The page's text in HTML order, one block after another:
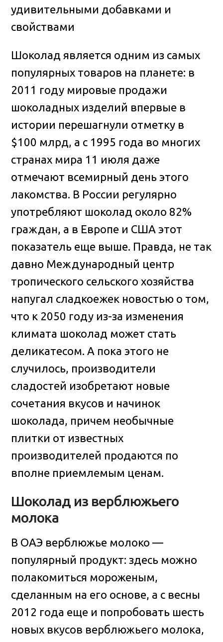
удивительными добавками и
свойствами
Шоколад является одним из самых
популярных товаров на планете: в
2011 году мировые продажи
шоколадных изделий впервые в
истории перешагнули отметку в
$100 млрд, а с 1995 года во многих
странах мира 11 июля даже
отмечают всемирный день этого
лакомства. В России регулярно
употребляют шоколад около 82%
граждан, а в Европе и США этот
показатель еще выше. Правда, не так
давно Международный центр
тропического сельского хозяйства
напугал сладкоежек новостью о том,
что к 2050 году из-за изменения
климата шоколад может стать
деликатесом. А пока этого не
случилось, производители
сладостей изобретают новые
сочетания вкусов и начинок
шоколада, причем необычные
плитки от известных
производителей продаются по
вполне приемлемым ценам.
Шоколад из верблюжьего
молока
В ОАЭ верблюжье молоко —
популярный продукт: здесь можно
полакомиться мороженым,
сделанным на его основе, а с весны
2012 года еще и попробовать шесть
новых вкусов верблюжьего молока,